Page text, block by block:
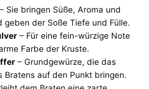
– Sie bringen Süße, Aroma und
geben der Soße Tiefe und Fülle.
– Für eine fein-würzige Note
Farbe der Kruste.
– Grundgewürze, die das
Bratens auf den Punkt bringen.